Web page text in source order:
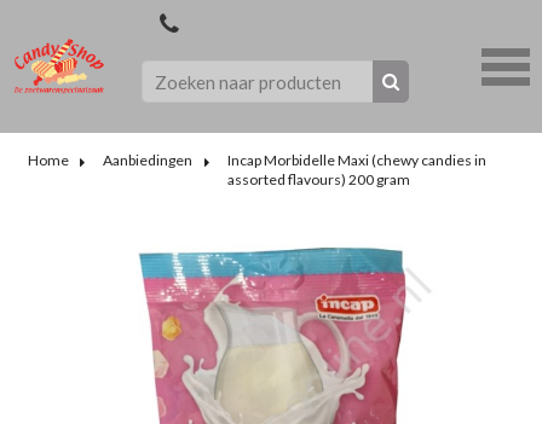
Home Aanbiedingen
Incap Morbidelle Maxi (chewy candies in
assorted flavours) 200 gram